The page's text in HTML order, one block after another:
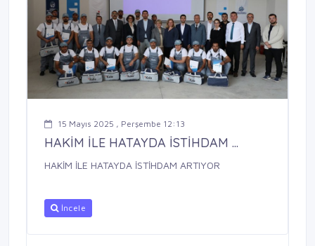
15 Mayıs 2025 , Perşembe 12:13
HAKİM İLE HATAYDA İSTİHDAM ...
HAKİM İLE HATAYDA İSTİHDAM ARTIYOR
İncele